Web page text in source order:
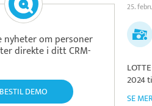
nyheter om personer
direkte i ditt CRM-
BESTIL DEMO
25.
2024
SE